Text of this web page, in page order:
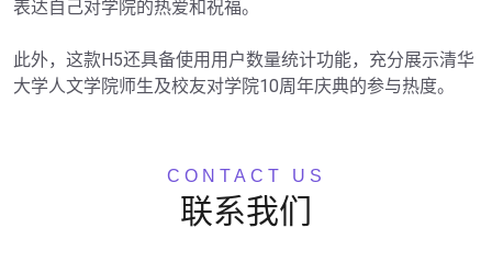
表达自己对学院的热爱和祝福。
此外，这款H5还具备使用用户数量统计功能，充分展示清华
大学人文学院师生及校友对学院10周年庆典的参与热度。
CONTACT US
联系我们